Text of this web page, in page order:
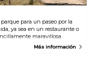
para un paseo por la
ya sea en un restaurante o
maravillosa.
Más información